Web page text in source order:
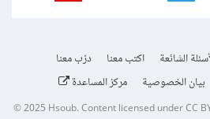
الشائعة اكتب معنا
درّب معنا
بيان الخصوصية مركز المساعدة
© 2025Hsoub.Content licensed underCC